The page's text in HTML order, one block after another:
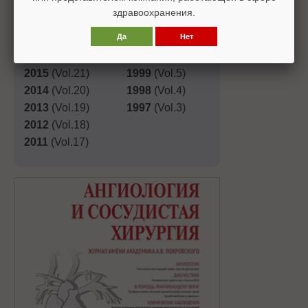
2019 (Vol.25)
2015 (Vol.21)
2014 (Vol.20)
2013 (Vol.19)
2012 (Vol.18)
2011 (Vol.17)
2003(Vol.9)
(Vol.8)
2001
(Vol.7)
1999 (Vol.5)
1998 (Vol.4)
1997 (Vol.3)
здравоохранения.
Да Нет